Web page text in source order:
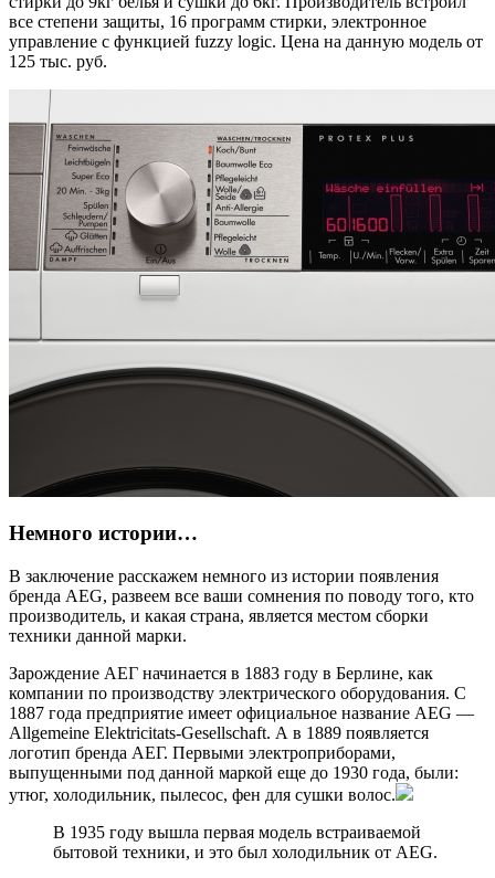
все степени защиты, 16 программ стирки, электронное
управление с функцией fuzzy logic. Цена на данную модель от
125 тыс. руб.
Немного истории…
В заключение расскажем немного из истории появления
бренда AEG, развеем все ваши сомнения по поводу того, кто
производитель, и какая страна, является местом сборки
техники данной марки.
Зарождение АЕГ начинается в 1883 году в Берлине, как
компании по производству электрического оборудования. С
1887 года предприятие имеет официальное название AEG —
Allgemeine Elektricitats-Gesellschaft. А в 1889 появляется
логотип бренда АЕГ. Первыми электроприборами,
выпущенными под данной маркой еще до 1930 года, были:
утюг, холодильник, пылесос, фен для сушки волос.
В 1935 году вышла первая модель встраиваемой
бытовой техники, и это был холодильник от AEG.